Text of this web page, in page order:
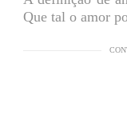
Que tal o amor